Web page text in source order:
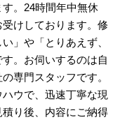
。24時間年中無休
けしております。修
」や「とりあえず、
。お伺いするのは自
専門スタッフです。
ウで、迅速丁寧な現
り後、内容にご納得